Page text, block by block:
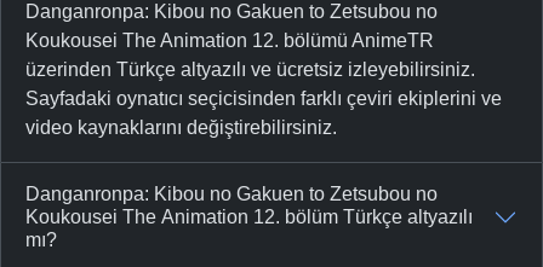
Danganronpa: Kibou no Gakuen to Zetsubou no
Koukousei The Animation 12. bölümü AnimeTR
üzerinden Türkçe altyazılı ve ücretsiz izleyebilirsiniz.
Sayfadaki oynatıcı seçicisinden farklı çeviri ekiplerini ve
video kaynaklarını değiştirebilirsiniz.
Danganronpa: Kibou no Gakuen to Zetsubou no
Koukousei The Animation 12. bölüm Türkçe altyazılı
mı?